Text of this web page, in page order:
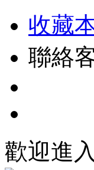
收藏
聯絡
歡迎進